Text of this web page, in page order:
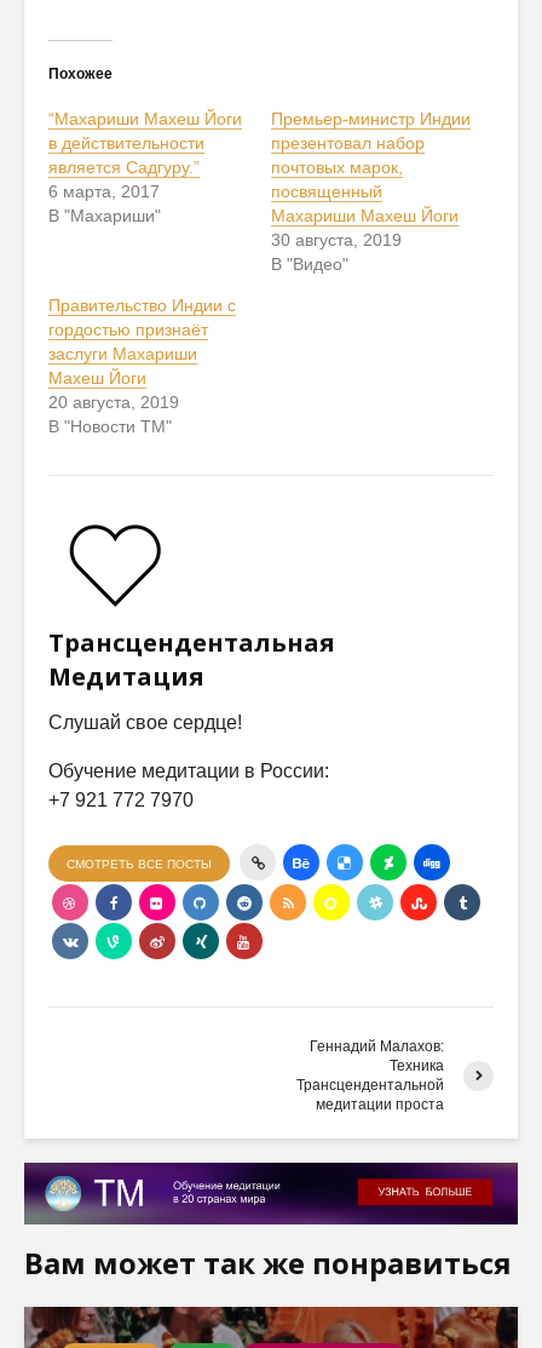
Похожее
“Махариши Махеш Йоги
в действительности
является Садгуру.”
6 марта, 2017
В "Махариши"
Премьер-министр Индии
презентовал набор
почтовых марок,
посвященный
Махариши Махеш Йоги
30 августа, 2019
В "Видео"
Правительство Индии с
гордостью признаёт
заслуги Махариши
Махеш Йоги
20 августа, 2019
В "Новости ТМ"
Трансцендентальная
Медитация
Слушай свое сердце!
Обучение медитации в России:
+7 921 772 7970
СМОТРЕТЬ ВСЕ ПОСТЫ
Геннадий Малахов:
Техника
Трансцендентальной
медитации проста
Вам может так же понравиться